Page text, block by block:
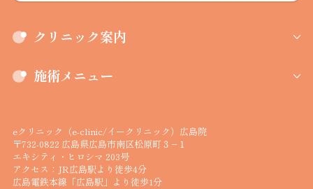
クリニック案内
施術メニュー
eクリニック（e-clinic/イークリニック）広島院
〒732-0822 広島県広島市南区松原町３−１
エキシティ・ヒロシマ 203号
アクセス：JR広島駅より徒歩4分
広島電鉄本線「広島駅」より徒歩1分